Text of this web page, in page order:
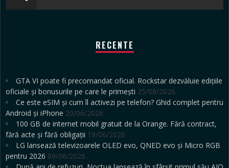
RECENTE
GTA VI poate fi precomandat oficial. Rockstar dezvăluie edițiile
oficiale și bonusurile pe care le primești 25/06/2026
Ce este eSIM și cum îl activezi pe telefon? Ghid complet pentru
Android și iPhone 20/06/2026
100 GB de internet mobil gratuit de la Orange. Fără contract,
fără acte și fără obligații 19/06/2026
LG lansează televizoarele OLED evo, QNED evo și Micro RGB
pentru 2026 09/06/2026